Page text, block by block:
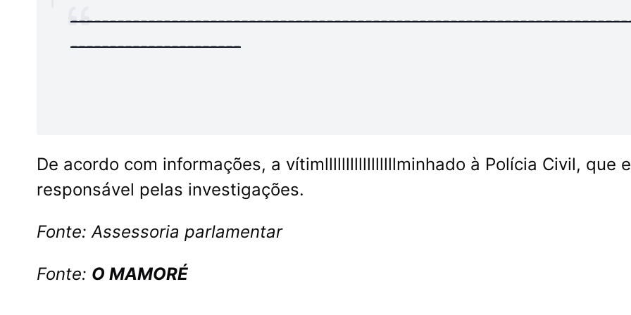
----------------------
De acordo com informações, a vítimlllllllllllllllllminhado à Polícia Civil, que
responsável pelas investigações.
Fonte:Assessoria parlamentar
Fonte: O MAMORÉ